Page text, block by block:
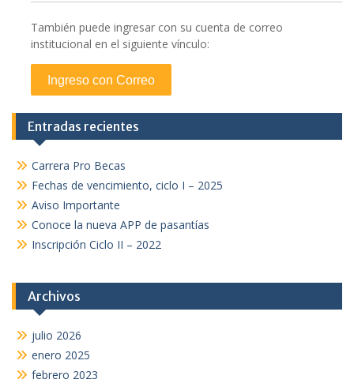
También puede ingresar con su cuenta de correo
institucional en el siguiente vínculo:
Entradas recientes
Carrera Pro Becas
Fechas de vencimiento, ciclo I – 2025
Aviso Importante
Conoce la nueva APP de pasantías
Inscripción Ciclo II – 2022
Archivos
julio 2026
enero 2025
febrero 2023